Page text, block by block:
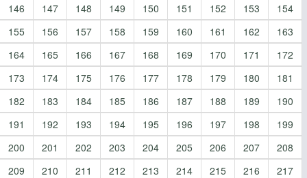
146
147 148 149 150 151 152 153
154
155
156 157 158 159 160 161 162
163
164
165 166 167 168 169 170 171
172
173
174 175 176 177 178 179 180
181
182
183 184 185 186 187 188 189
190
191
192 193 194 195 196 197 198
199
200
201 202 203 204 205 206 207
208
209
210 211 212 213 214 215 216
217